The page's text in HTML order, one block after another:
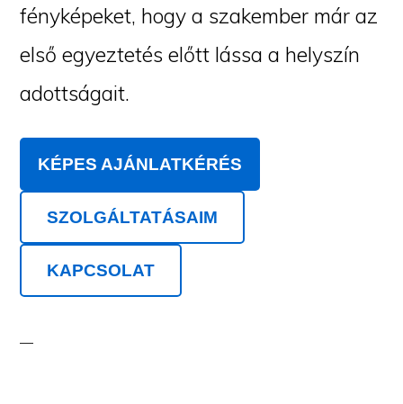
fényképeket, hogy a szakember már az
első egyeztetés előtt lássa a helyszín
adottságait.
KÉPES AJÁNLATKÉRÉS
SZOLGÁLTATÁSAIM
KAPCSOLAT